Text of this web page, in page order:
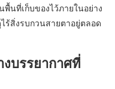
นที่เก็บของไว้ภายในอย่าง
ร้สิ่งรบกวนสายตาอยู่ตลอด
บรรยากาศที่